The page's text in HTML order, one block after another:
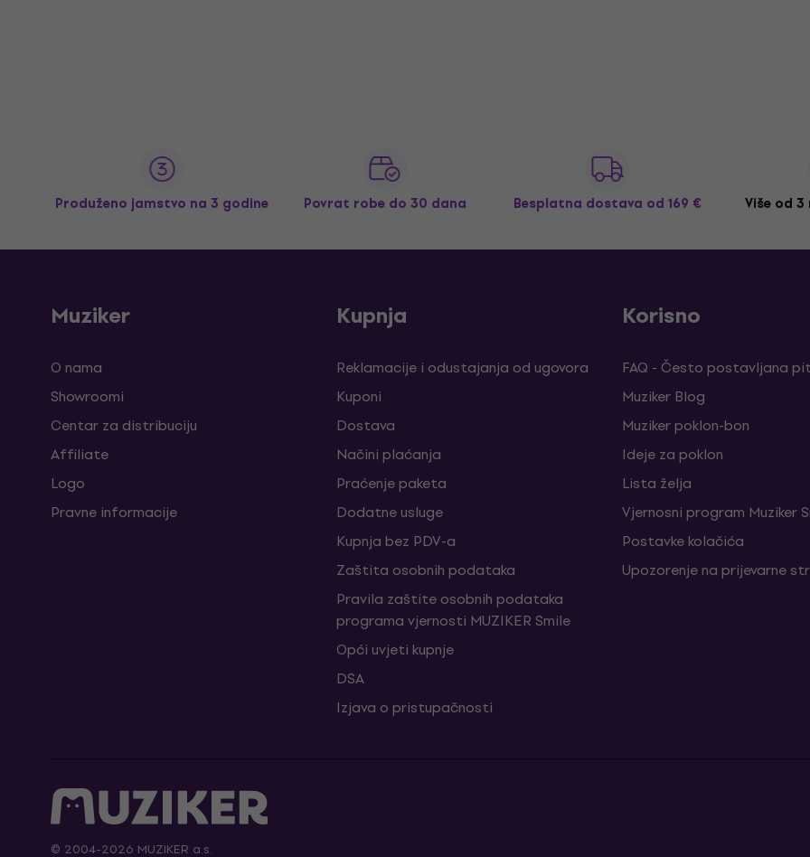
Produženo jamstvo na 3 godine Povrat robe do 30 dana Besplatna dostava od 169 € Više od
Muziker
O nama
Showroomi
Centar za distribuciju
Affiliate
Logo
Pravne informacije
Kupnja
Reklamacije i odustajanja od ugovora
Kuponi
Dostava
Načini plaćanja
Praćenje paketa
Dodatne usluge
Kupnja bez PDV-a
Zaštita osobnih podataka
Pravila zaštite osobnih podataka
programa vjernosti MUZIKER Smile
Opći uvjeti kupnje
DSA
Izjava o pristupačnosti
Korisno
FAQ - Često postavljana
Muziker Blog
Muziker poklon-bon
Ideje za poklon
Lista želja
Vjernosni program Muziker
Postavke kolačića
Upozorenje na prijevarne
© 2004-2026 MUZIKER a.s.